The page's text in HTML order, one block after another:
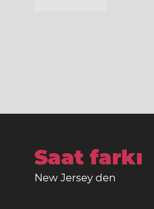
Saat farkı
New Jersey den